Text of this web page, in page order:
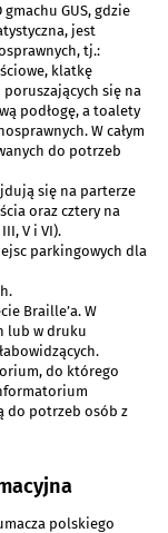
GUS, gdzie
jest
tj.:
klatkę
się na
podłogę, a toalety
W całym
do potrzeb
się na parterze
oraz cztery na
V i VI).
parkingowych dla
Braille’a. W
lub w druku
do którego
do potrzeb osób z
polskiego